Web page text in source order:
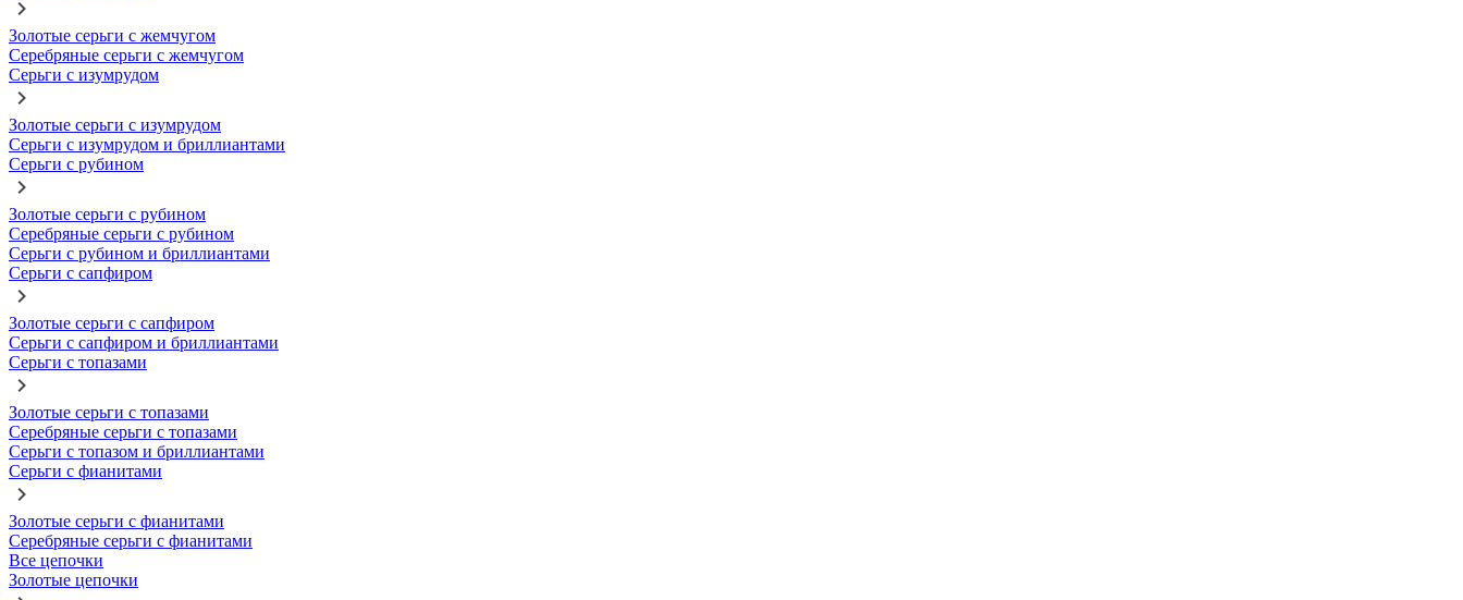
Золотые серьги с жемчугом
Серебряные серьги с жемчугом
Серьги с изумрудом
Золотые серьги с изумрудом
Серьги с изумрудом и бриллиантами
Серьги с рубином
Золотые серьги с рубином
Серебряные серьги с рубином
Серьги с рубином и бриллиантами
Серьги с сапфиром
Золотые серьги с сапфиром
Серьги с сапфиром и бриллиантами
Серьги с топазами
Золотые серьги с топазами
Серебряные серьги с топазами
Серьги с топазом и бриллиантами
Серьги с фианитами
Золотые серьги с фианитами
Серебряные серьги с фианитами
Все цепочки
Золотые цепочки